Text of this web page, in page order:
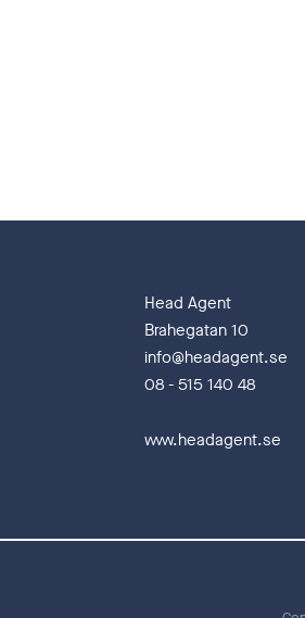
Head Agent
Brahegatan 10
info@headagent.se
08 - 515 140 48
www.headagent.se